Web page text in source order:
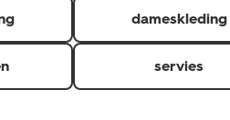
dameskleding
servies